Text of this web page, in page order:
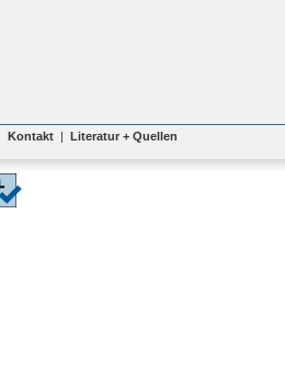
Kontakt | Literatur + Quellen